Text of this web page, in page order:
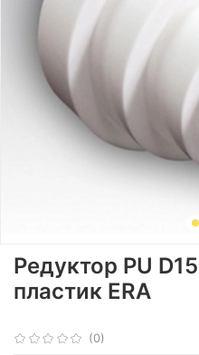
(0)
Редуктор PU
пластик ERA